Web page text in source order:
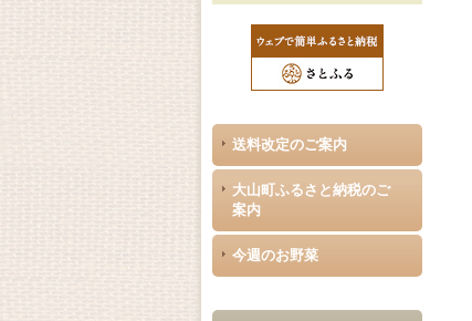
送料改定のご案内
大山町ふるさと納税のご
案内
今週のお野菜